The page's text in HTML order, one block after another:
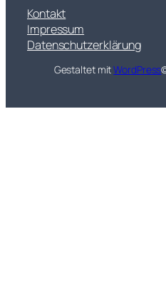
Kontakt
Impressum
Datenschutzerklärung
Gestaltet mitWordPress